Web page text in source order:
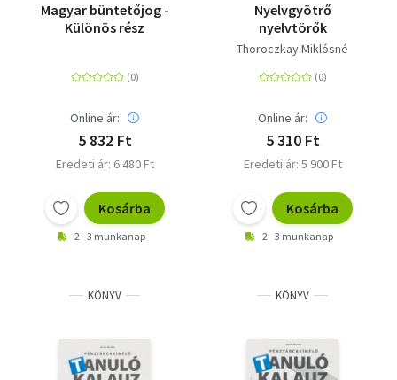
Magyar büntetőjog -
Különös rész
Online ár:
5 832 Ft
Eredeti ár: 6 480 Ft
Kosárba
2 - 3 munkanap
Nyelvgyötrő
nyelvtörők
Thoroczkay Miklósné
Online ár:
5 310 Ft
Eredeti ár: 5 900 Ft
Kosárba
2 - 3 munkanap
KÖNYV KÖNYV